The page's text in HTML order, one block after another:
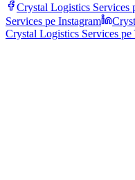
Crystal Logistics Services
Services pe Instagram
Crystal Logistics Services pe